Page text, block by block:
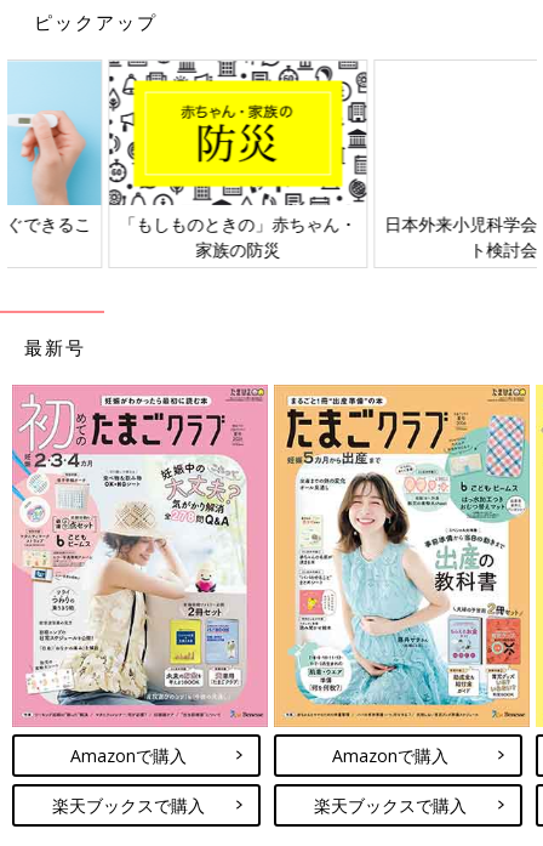
ピックアップ
日本外来小児科学会リーフレッ
六星占術 細木かおりさんの人生
最新号
Amazonで購入
楽天ブックスで購入
Amazonで購入
楽天ブックスで購入